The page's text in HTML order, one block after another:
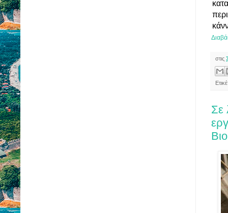
στις
Σε